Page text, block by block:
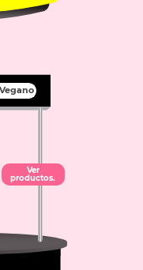
Ver
productos.